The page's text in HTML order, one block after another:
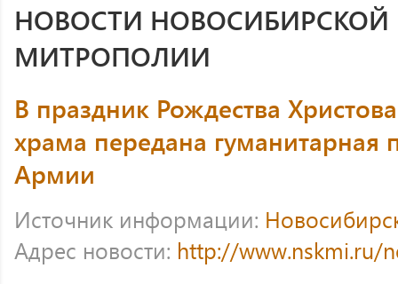
НОВОСТИ НОВОСИБИРСКОЙ
МИТРОПОЛИИ
В праздник Рождества
храма передана гуманитарная
Армии
Источник информации:
Адрес новости: http://www.nskmi.ru/